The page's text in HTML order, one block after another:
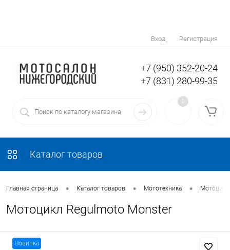
Вход Регистрация
+7 (950) 352-20-24
+7 (831) 280-99-35
0
Каталог товаров
Главная страница • Каталог товаров • Мототехника •
Мотоцикл Regulmoto Monster
Новинка